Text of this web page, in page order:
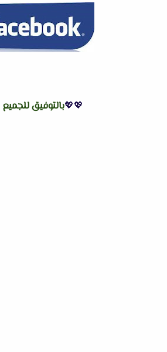
💖💖بالتوفيق للجميع